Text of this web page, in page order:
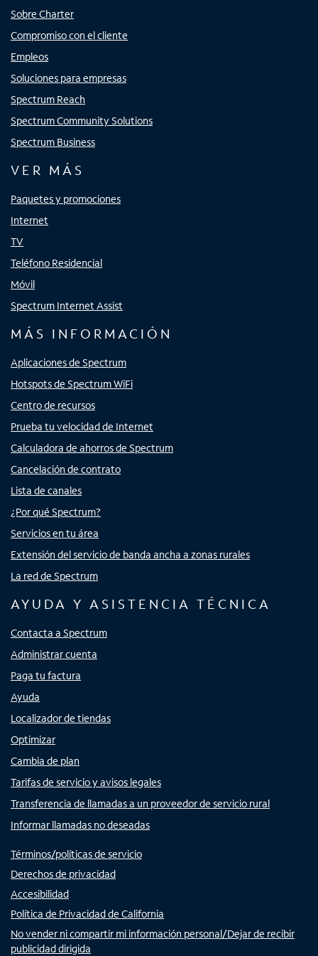
Sobre Charter
Compromiso con el cliente
Empleos
Soluciones para empresas
Spectrum Reach
Spectrum Community Solutions
Spectrum Business
VER MÁS
Paquetes y promociones
Internet
TV
Teléfono Residencial
Móvil
Spectrum Internet Assist
MÁS INFORMACIÓN
Aplicaciones de Spectrum
Hotspots de Spectrum WiFi
Centro de recursos
Prueba tu velocidad de Internet
Calculadora de ahorros de Spectrum
Cancelación de contrato
Lista de canales
¿Por qué Spectrum?
Servicios en tu área
Extensión del servicio de banda ancha a zonas rurales
La red de Spectrum
AYUDA Y ASISTENCIA TÉCNICA
Contacta a Spectrum
Administrar cuenta
Paga tu factura
Ayuda
Localizador de tiendas
Optimizar
Cambia de plan
Tarifas de servicio y avisos legales
Transferencia de llamadas a un proveedor de servicio rural
Informar llamadas no deseadas
Términos/políticas de servicio
Derechos de privacidad
Accesibilidad
Política de Privacidad de California
No vender ni compartir mi información personal/Dejar de recibir
publicidad dirigida